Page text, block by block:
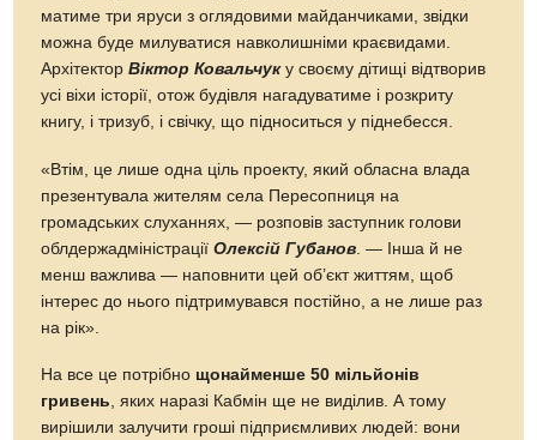
матиме три яруси з оглядовими майданчиками, звiдки
можна буде милуватися навколишніми краєвидами.
АрхітекторВіктор Ковальчуку своєму дітищі відтворив
усі віхи історії, отож будівля нагадуватиме і розкриту
книгу, і тризуб, і свічку, що підноситься у піднебесся.
«Втім, це лише одна ціль проекту, який обласна влада
презентувала жителям села Пересопниця на
громадських слуханнях, — розповів заступник голови
облдержадміністраціїОлексій Губанов . — Інша й не
менш важлива — наповнити цей об’єкт життям, щоб
інтерес до нього підтримувався постійно, а не лише раз
на рік».
На все це потрібно щонайменше 50 мільйонів
гривень, яких наразі Кабмін ще не виділив. А тому
вирішили залучити гроші підприємливих людей: вони